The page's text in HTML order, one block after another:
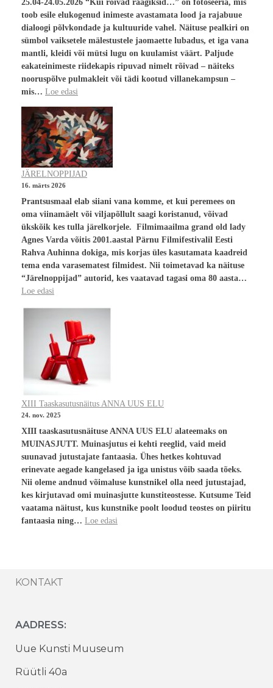
25.04-24.05.2026 “Kui rõivad räägiksid…” on fotoseeria, mis
toob esile elukogenud inimeste avastamata lood ja rajabuue
dialoogi põlvkondade ja kultuuride vahel. Näituse pealkiri on
sümbol vaiksetele mälestustele jaomaette lubadus, et iga vana
mantli, kleidi või mütsi lugu on kuulamist väärt. Paljude
eakateinimeste riidekapis ripuvad nimelt rõivad – näiteks
nooruspõlve pulmakleit või tädi kootud villanekampsun –
mis… Loe edasi
JÄRELNOPPIJAD
16. märts 2026
Prantsusmaal elab siiani vana komme, et kui peremees on
oma viinamäelt või viljapõllult saagi koristanud, võivad
ükskõik kes tulla järelkorjele. Filmimaailma grand old lady
Agnes Varda võitis 2001.aastal Pärnu Filmifestivalil Eesti
Rahva Auhinna dokiga, mis korjas üles kasutamata kaadreid
tema enda varasematest filmidest. Nii toimetavad ka näituse
“Järelnoppijad” autorid, kes vaatavad tagasi oma 80 aasta…
Loe edasi
XIII Taaskasutusnäitus ANNA UUS ELU
24. nov. 2025
XIII taaskasutusnäituse ANNA UUS ELU alateemaks on
MUINASJUTT. Muinasjutus ei kehti reeglid, vaid meid
suunavad jutustajate fantaasia. Ühes hetkes kohtuvad
erinevate aegade kangelased ja iga unistus võib saada tõeks.
Nii oleme andnud võimaluse kunstnikel olla need jutustajad,
kes kirjutavad omi muinasjutte kunstiteostesse. Kutsume Teid
vaatama näitust, kus kunstnike poolt loodud teostes on piiritu
fantaasia ning… Loe edasi
KONTAKT
AADRESS:
Uue Kunsti Muuseum
Rüütli 40a